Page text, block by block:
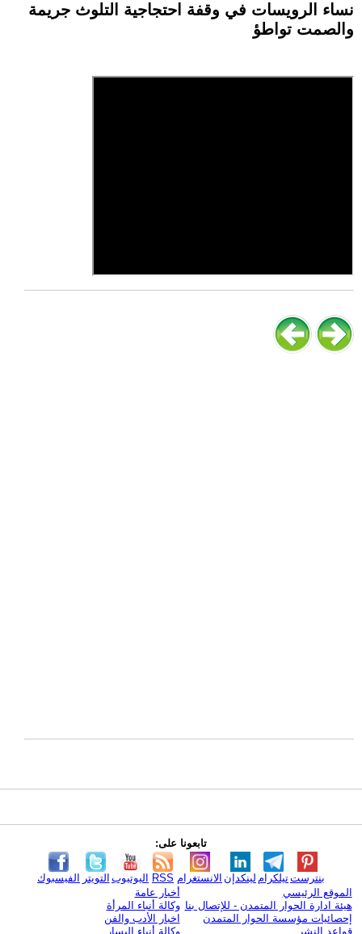
نساء الرويسات في وقفة احتجاجية التلوث جريمة
والصمت تواطؤ
تابعونا على:
الفيسبوك التويتر اليوتيوب RSS الانستغرام لينكدإن تيلكرامبنترست
الموقع الرئيسي
هيئة ادارة الحوار المتمدن - للإتصال بنا
إحصائيات مؤسسة الحوار المتمدن
قواعد النشر
أخبار عامة
وكالة أنباء المرأة
اخبار الأدب والفن
وكالة أنباء اليسار